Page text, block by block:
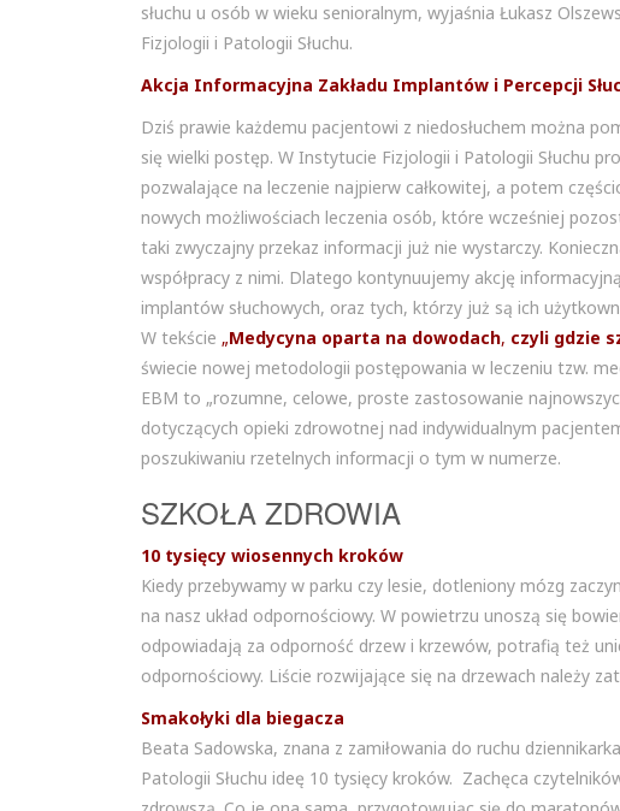
słuchu u osób w wieku senioralnym, wyjaśnia Łukasz
Fizjologii i Patologii Słuchu.
Akcja Informacyjna Zakładu Implantów i Percepcji
Dziś prawie każdemu pacjentowi z niedosłuchem można
się wielki postęp. W Instytucie Fizjologii i Patologii Słuchu
pozwalające na leczenie najpierw całkowitej, a potem
nowych możliwościach leczenia osób, które wcześniej
taki zwyczajny przekaz informacji już nie wystarczy.
współpracy z nimi. Dlatego kontynuujemy akcję
implantów słuchowych, oraz tych, którzy już są ich
W tekście „Medycyna oparta na dowodach, czyli gdzie
świecie nowej metodologii postępowania w leczeniu tzw.
EBM to „rozumne, celowe, proste zastosowanie
dotyczących opieki zdrowotnej nad indywidualnym
poszukiwaniu rzetelnych informacji o tym w numerze.
SZKOŁA ZDROWIA
10 tysięcy wiosennych kroków
Kiedy przebywamy w parku czy lesie, dotleniony mózg
na nasz układ odpornościowy. W powietrzu unoszą się
odpowiadają za odporność drzew i krzewów, potrafią też
odpornościowy. Liście rozwijające się na drzewach należy
Smakołyki dla biegacza
Beata Sadowska, znana z zamiłowania do ruchu
Patologii Słuchu ideę 10 tysięcy kroków. Zachęca